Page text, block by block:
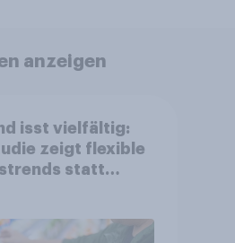
anzeigen
isst vielfältig:
zeigt flexible
statt